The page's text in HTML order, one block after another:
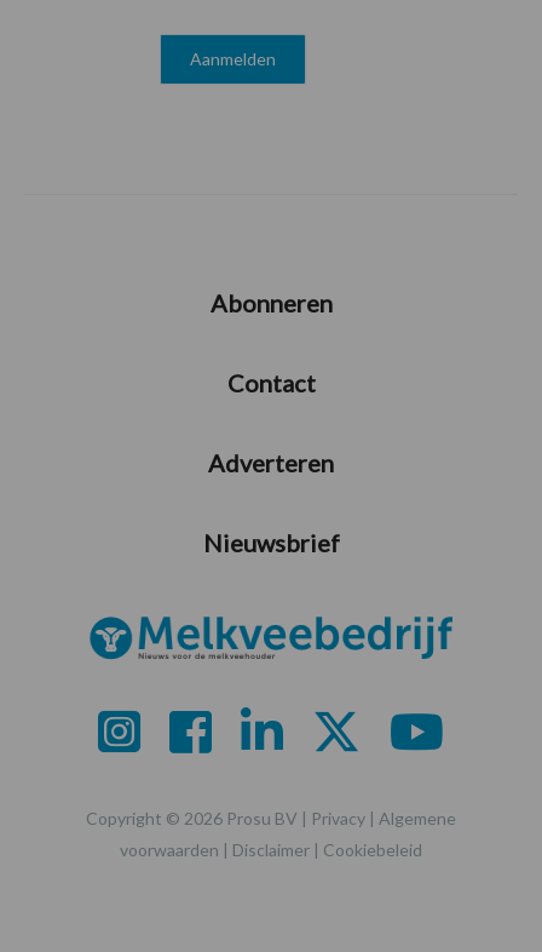
Abonneren
Contact
Adverteren
Nieuwsbrief
Copyright © 2026 Prosu BV | Privacy | Algemene
voorwaarden | Disclaimer | Cookiebeleid